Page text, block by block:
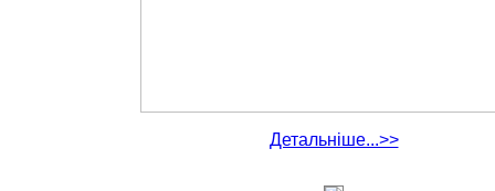
Детальніше...>>